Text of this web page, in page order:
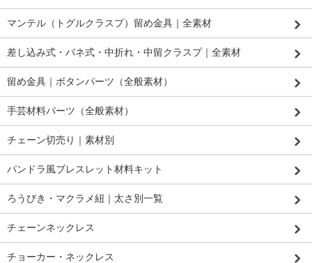
マンテル（トグルクラスプ）留め金具｜全素材
差し込み式・バネ式・中折れ・中留クラスプ｜全素材
留め金具｜ボタンパーツ（全般素材）
手芸材料パーツ（全般素材）
チェーン切売り｜素材別
パンドラ風ブレスレット材料キット
ろうびき・マクラメ紐｜太さ別一覧
チェーンネックレス
チョーカー・ネックレス